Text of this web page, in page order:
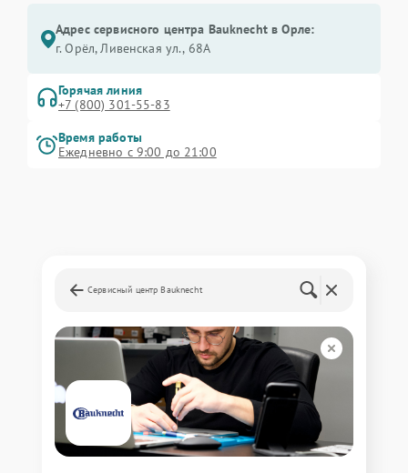
Адрес сервисного центра Bauknecht в Орле:
г. Орёл, Ливенская ул., 68А
Горячая линия
+7 (800) 301-55-83
Время работы
Ежедневно с 9:00 до 21:00
Сервисный центр Bauknecht